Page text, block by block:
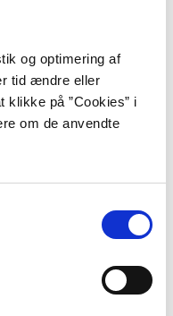
og optimering af
tid ændre eller
på ”Cookies” i
om de anvendte
Peder Frederik
Jensen kunne